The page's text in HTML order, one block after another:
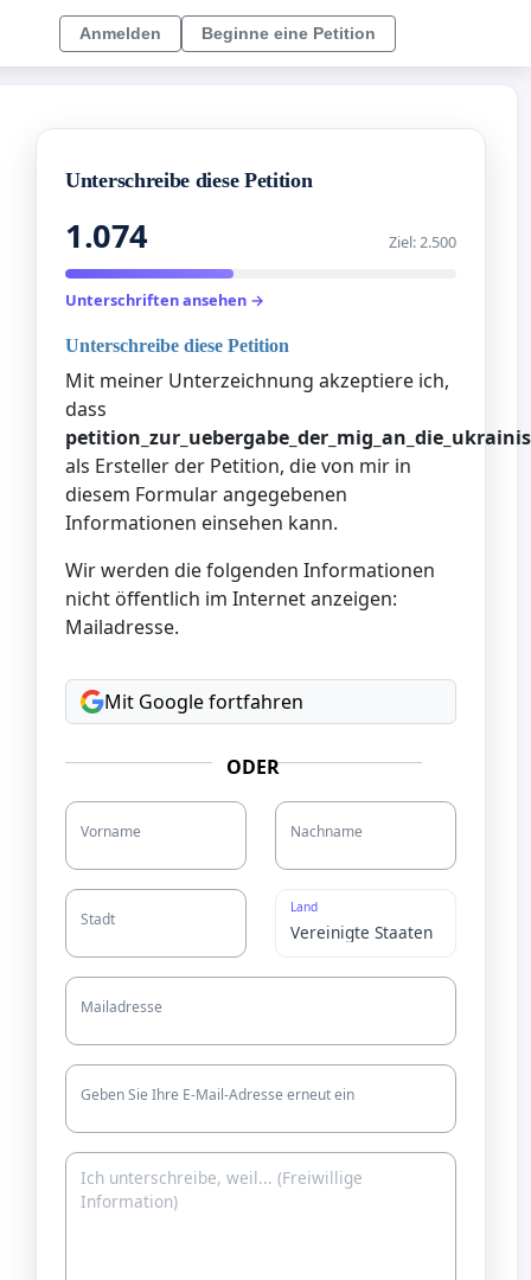
Anmelden Beginne eine Petition
Unterschreibe diese Petition
1.074 Ziel: 2.500
Unterschriften ansehen →
Unterschreibe diese Petition
Mit meiner Unterzeichnung akzeptiere ich,
dass
als Ersteller der Petition, die von mir in
diesem Formular angegebenen
Informationen einsehen kann.
Wir werden die folgenden Informationen
nicht öffentlich im Internet anzeigen:
Mailadresse.
Mit Google fortfahren
ODER
Vorname Nachname
Stadt
Land
Mailadresse
Geben Sie Ihre E-Mail-Adresse erneut ein